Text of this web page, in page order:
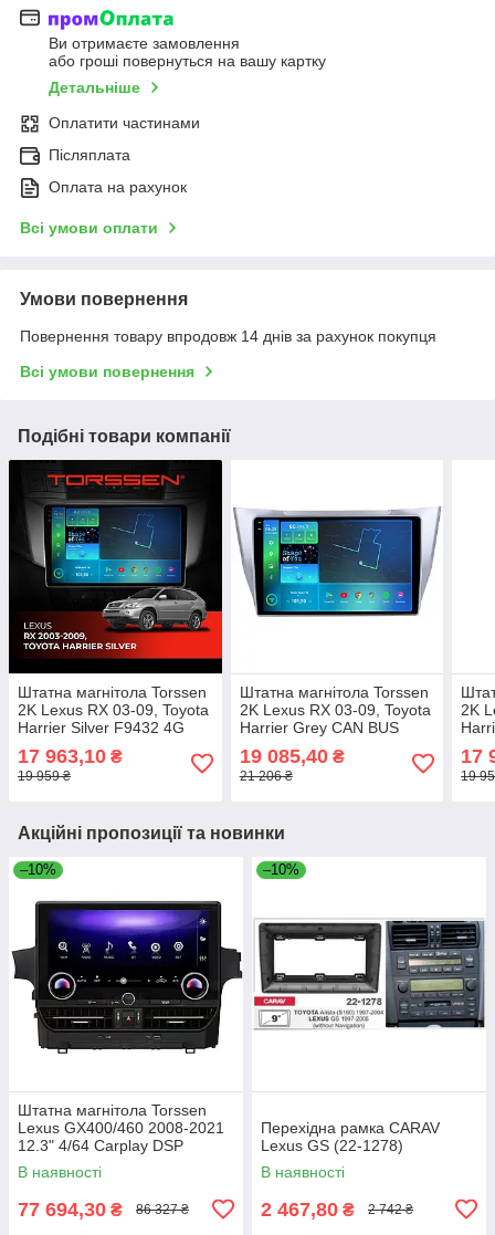
Ви отримаєте замовлення
або гроші повернуться на вашу картку
Детальніше
Оплатити частинами
Післяплата
Оплата на рахунок
Всі умови оплати
Умови повернення
Повернення товару впродовж 14 днів за рахунок покупця
Всі умови повернення
Подібні товари компанії
Штатна магнітола Torssen
2K Lexus RX 03-09, Toyota
Harrier Silver F9432 4G
17 963,10 ₴
19 959 ₴
Штатна магнітола Torssen
2K Lexus RX 03-09, Toyota
Harrier Grey CAN BUS
19 085,40₴
21 206 ₴
2K
17
19
Акційні пропозиції та новинки
–10%
Штатна магнітола Torssen
Lexus GX400/460 2008-2021
12.3" 4/64 Carplay DSP
4G+360SU
В наявності
77 694,30 ₴ 86 327 ₴
–10%
Перехідна рамка CARAV
Lexus GS (22-1278)
В наявності
2 467,80 ₴ 2 742 ₴